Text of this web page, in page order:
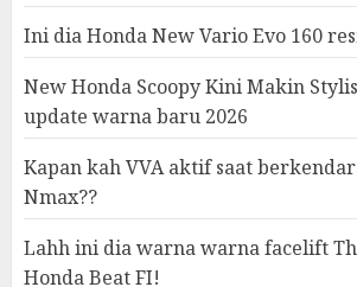
Ini dia Honda New Vario Evo 160
New Honda Scoopy Kini Makin
update warna baru 2026
Kapan kah VVA aktif saat
Nmax??
Lahh ini dia warna warna facelift
Honda Beat FI!